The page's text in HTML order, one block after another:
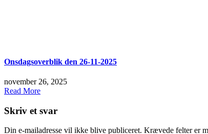
Onsdagsoverblik den 26-11-2025
november 26, 2025
Read More
Skriv et svar
Din e-mailadresse vil ikke blive publiceret. Krævede felter er